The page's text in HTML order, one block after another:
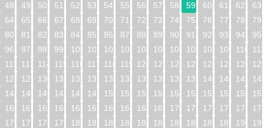
48
49 50 51 52 53 54 55 56 57 58 59 60 61 62
63
64
65 66 67 68 69 70 71 72 73 74 75 76 77 78
79
80
81 82 83 84 85 86 87 88 89 90 91 92 93 94
95
96
97 98 99 100 101 102 103 104 105 106 107 108 109 110
112
113 114 115 116 117 118 119 120 121 122 123 124 125 126
128
129 130 131 132 133 134 135 136 137 138 139 140 141 142
144
145 146 147 148 149 150 151 152 153 154 155 156 157 158
160
161 162 163 164 165 166 167 168 169 170 171 172 173 174
176
177 178 179 180 181 182 183 184 185 186 187 188 189 190